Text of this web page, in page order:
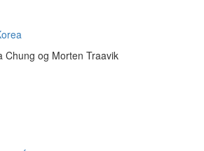
Chung og Morten Traavik